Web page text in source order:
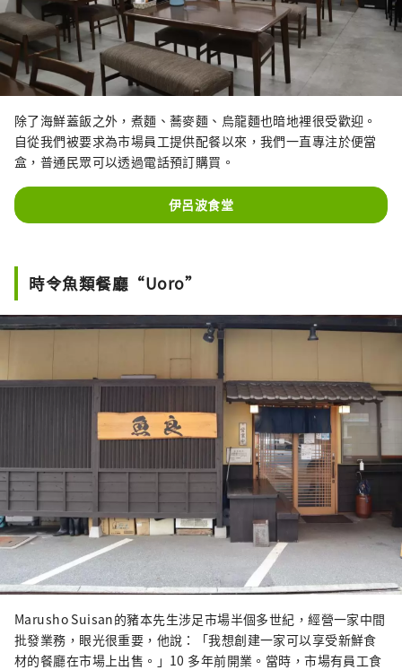
除了海鮮蓋飯之外，煮麵、蕎麥麵、烏龍麵也暗地裡很受歡迎。
自從我們被要求為市場員工提供配餐以來，我們一直專注於便當
盒，普通民眾可以透過電話預訂購買。
伊呂波食堂
時令魚類餐廳“Uoro”
Marusho Suisan的豬本先生涉足市場半個多世紀，經營一家中間
批發業務，眼光很重要，他說：「我想創建一家可以享受新鮮食
材的餐廳在市場上出售。」10 多年前開業。當時，市場有員工食